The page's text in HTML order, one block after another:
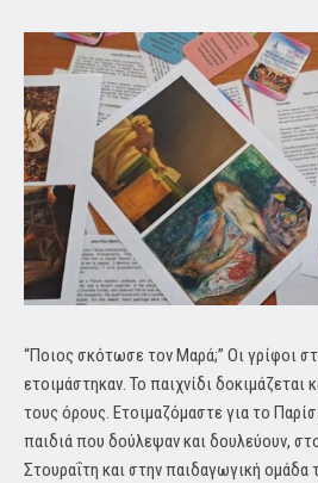
“Ποιος σκότωσε τον Μαρά;” Οι γρίφοι
ετοιμάστηκαν. Το παιχνίδι δοκιμάζεται
τους όρους. Ετοιμαζόμαστε για το
παιδιά που δούλεψαν και δουλεύουν,
Στουραΐτη και στην παιδαγωγική ομάδα